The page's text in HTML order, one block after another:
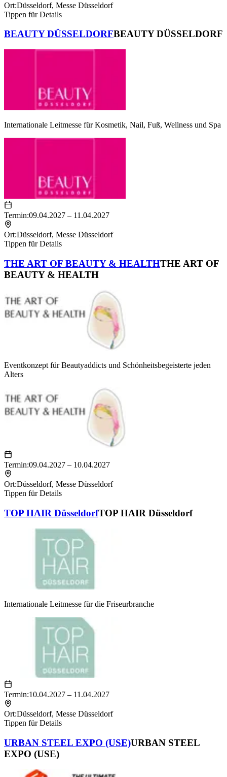
Ort:Düsseldorf, Messe Düsseldorf
Tippen für Details
BEAUTY DÜSSELDORFBEAUTY DÜSSELDORF
Internationale Leitmesse für Kosmetik, Nail, Fuß, Wellness und Spa
Termin:09.04.2027 – 11.04.2027
Ort:Düsseldorf, Messe Düsseldorf
Tippen für Details
THE ART OF BEAUTY & HEALTHTHE ART OF
BEAUTY & HEALTH
Eventkonzept für Beautyaddicts und Schönheitsbegeisterte jeden
Alters
Termin:09.04.2027 – 10.04.2027
Ort:Düsseldorf, Messe Düsseldorf
Tippen für Details
TOP HAIR DüsseldorfTOP HAIR Düsseldorf
Internationale Leitmesse für die Friseurbranche
Termin:10.04.2027 – 11.04.2027
Ort:Düsseldorf, Messe Düsseldorf
Tippen für Details
URBAN STEEL EXPO (USE)URBAN STEEL
EXPO (USE)